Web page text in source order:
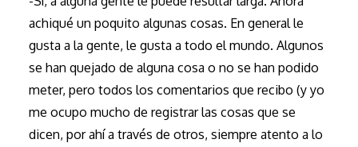
achiqué un poquito algunas cosas. En general le
gusta a la gente, le gusta a todo el mundo. Algunos
se han quejado de alguna cosa o no se han podido
meter, pero todos los comentarios que recibo (y yo
me ocupo mucho de registrar las cosas que se
dicen, por ahí a través de otros, siempre atento a lo